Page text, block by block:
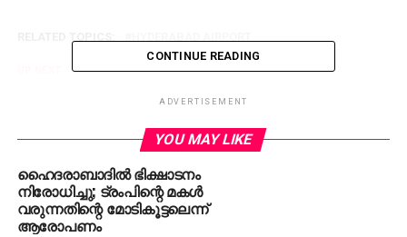
രാഹുല്‍ അനുശോചിച്ചു
DON'T MISS
അയോദ്ധ്യയില്‍ രാമക്ഷേത്ര നിര്‍മ്മാണം
സജീവമാക്കി വിശ്വ ഹിന്ദു പരിഷത്തേ്
CONTINUE READING
ADVERTISEMENT
YOU MAY LIKE
ഹൈദരാബാദില്‍ ഭിക്ഷാടനം
നിരോധിച്ചു; ട്രംപിന്റെ മകള്‍
വരുന്നതിന്റെ മോടികൂട്ടലെന്ന്
ആരോപണം